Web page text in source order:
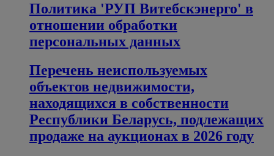
Политика 'РУП Витебскэнерго' в
отношении обработки
персональных данных
Перечень неиспользуемых
объектов недвижимости,
находящихся в собственности
Республики Беларусь, подлежащих
продаже на аукционах в 2026 году